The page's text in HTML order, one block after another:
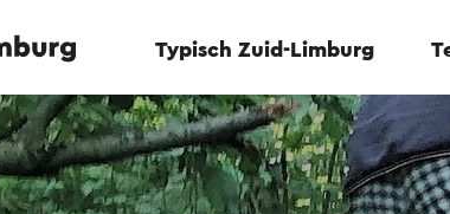
Typisch Zuid-Limburg